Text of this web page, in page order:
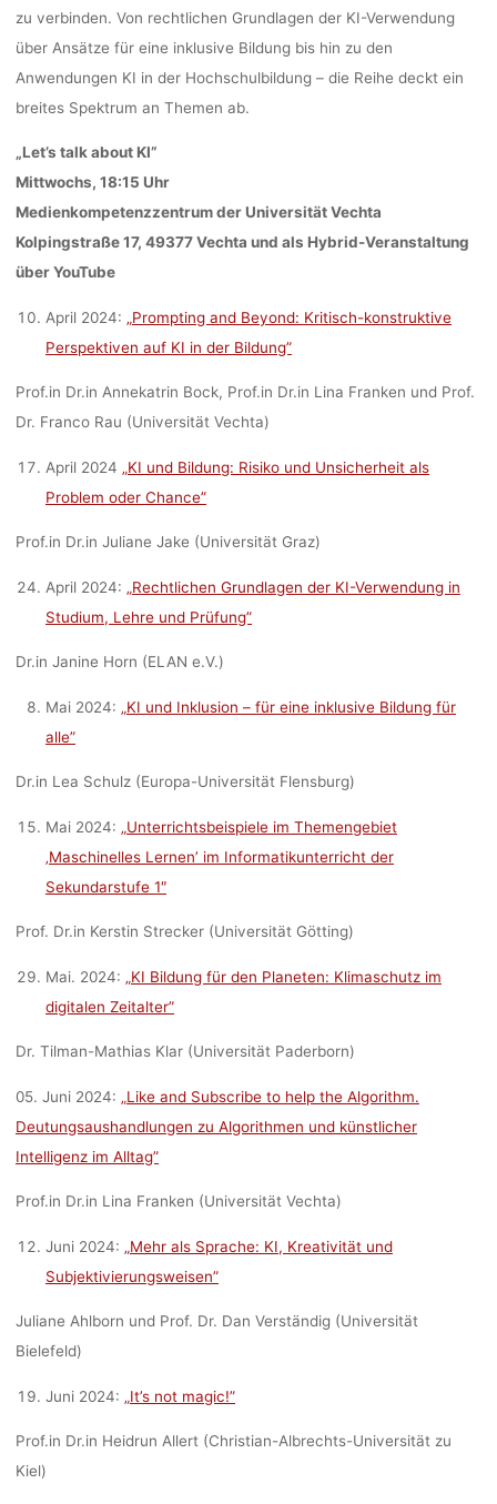
zu verbinden. Von rechtlichen Grundlagen der KI-Verwendung
über Ansätze für eine inklusive Bildung bis hin zu den
Anwendungen KI in der Hochschulbildung – die Reihe deckt ein
breites Spektrum an Themen ab.
„Let’s talk about KI”
Mittwochs, 18:15 Uhr
Medienkompetenzzentrum der Universität Vechta
Kolpingstraße 17, 49377 Vechta und als Hybrid-Veranstaltung
über YouTube
April 2024: „Prompting and Beyond: Kritisch-konstruktive
Perspektiven auf KI in der Bildung”
Prof.in Dr.in Annekatrin Bock, Prof.in Dr.in Lina Franken und Prof.
Dr. Franco Rau (Universität Vechta)
April 2024 „KI und Bildung: Risiko und Unsicherheit als
Problem oder Chance”
Prof.in Dr.in Juliane Jake (Universität Graz)
April 2024: „Rechtlichen Grundlagen der KI-Verwendung in
Studium, Lehre und Prüfung”
Dr.in Janine Horn (ELAN e.V.)
Mai 2024: „KI und Inklusion – für eine inklusive Bildung für
alle”
Dr.in Lea Schulz (Europa-Universität Flensburg)
Mai 2024: „Unterrichtsbeispiele im Themengebiet
‚Maschinelles Lernen’ im Informatikunterricht der
Sekundarstufe 1″
Prof. Dr.in Kerstin Strecker (Universität Götting)
Mai. 2024: „KI Bildung für den Planeten: Klimaschutz im
digitalen Zeitalter”
Dr. Tilman-Mathias Klar (Universität Paderborn)
05. Juni 2024: „Like and Subscribe to help the Algorithm.
Deutungsaushandlungen zu Algorithmen und künstlicher
Intelligenz im Alltag”
Prof.in Dr.in Lina Franken (Universität Vechta)
Juni 2024: „Mehr als Sprache: KI, Kreativität und
Subjektivierungsweisen”
Juliane Ahlborn und Prof. Dr. Dan Verständig (Universität
Bielefeld)
Juni 2024: „It’s not magic!”
Prof.in Dr.in Heidrun Allert (Christian-Albrechts-Universität zu
Kiel)